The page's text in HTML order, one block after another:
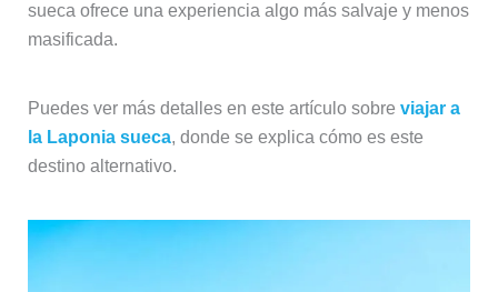
sueca ofrece una experiencia algo más salvaje y menos
masificada.
Puedes ver más detalles en este artículo sobre viajar a
la Laponia sueca, donde se explica cómo es este
destino alternativo.